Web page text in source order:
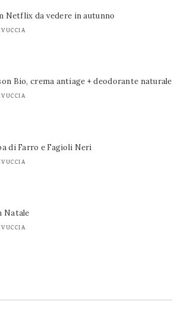
Netflix da vedere in autunno
Bio, crema antiage + deodorante naturale
di Farro e Fagioli Neri
Natale